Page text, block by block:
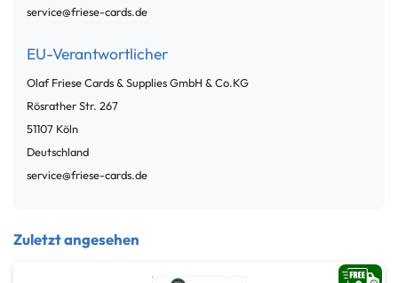
service@friese-cards.de
EU-Verantwortlicher
Olaf Friese Cards & Supplies GmbH & Co.KG
Rösrather Str. 267
51107 Köln
Deutschland
service@friese-cards.de
Zuletzt angesehen